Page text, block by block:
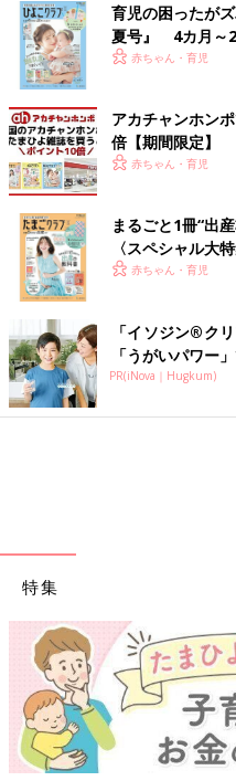
育児の困ったが
夏号』 4カ月～2
いっぱい！
赤ちゃん・育児
アカチャンホン
倍【期間限定】
赤ちゃん・育児
まるごと1冊“出
〈スペシャル大
赤ちゃん・育児
「イソジン®ク
「うがいパワー
PR(iNova｜Hugkum)
特集